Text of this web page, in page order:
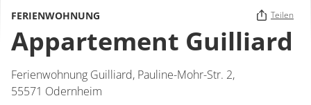
FERIENWOHNUNG Teilen
Appartement Guilliard
Ferienwohnung Guilliard, Pauline-Mohr-Str. 2,
55571 Odernheim